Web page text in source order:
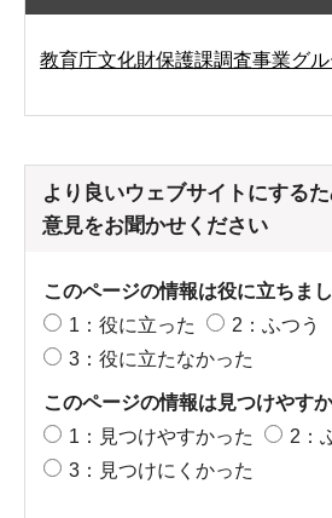
教育庁文化財保護課調査事業グ
より良いウェブサイトにする
意見をお聞かせください
このページの情報は役に立ちま
1：役に立った
2：ふつう
3：役に立たなかった
このページの情報は見つけやす
1：見つけやすかった
2：
3：見つけにくかった